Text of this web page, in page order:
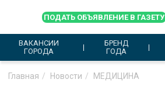
ПОДАТЬ ОБЪЯВЛЕНИЕ В ГАЗЕТУ
ВАКАНСИИ
ГОРОДА
БРЕНД
ГОДА
Главная Новости МЕДИЦИНА